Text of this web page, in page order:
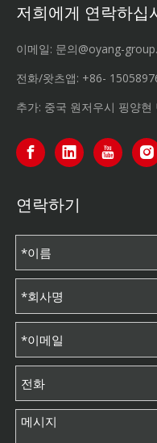
저희에게 연락하십
이메일: 문의@oyang-
전화/왓츠앱: +86-
추가: 중국 원저우시 핑양현
연락하기